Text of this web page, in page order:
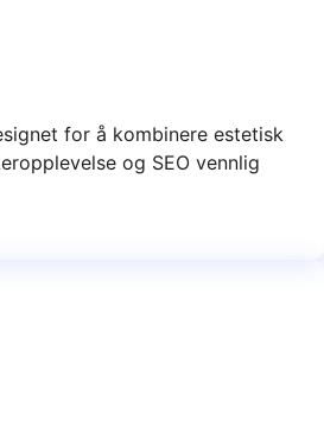
for å kombinere estetisk
og SEO vennlig